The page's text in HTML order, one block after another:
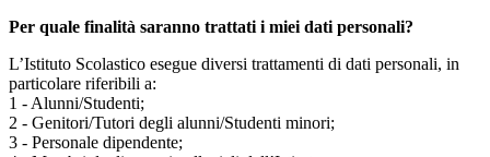
Per quale finalità saranno trattati i miei dati personali?
L’Istituto Scolastico esegue diversi trattamenti di dati personali, in
particolare riferibili a:
1 - Alunni/Studenti;
2 - Genitori/Tutori degli alunni/Studenti minori;
3 - Personale dipendente;